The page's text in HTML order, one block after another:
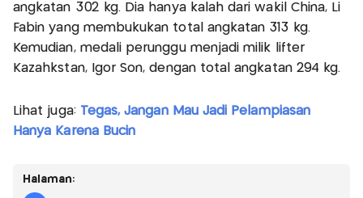
angkatan 302 kg. Dia hanya kalah dari wakil China, Li
Fabin yang membukukan total angkatan 313 kg.
Kemudian, medali perunggu menjadi milik lifter
Kazahkstan, Igor Son, dengan total angkatan 294 kg.
Lihat juga: Tegas, Jangan Mau Jadi Pelampiasan
Hanya Karena Bucin
Halaman: